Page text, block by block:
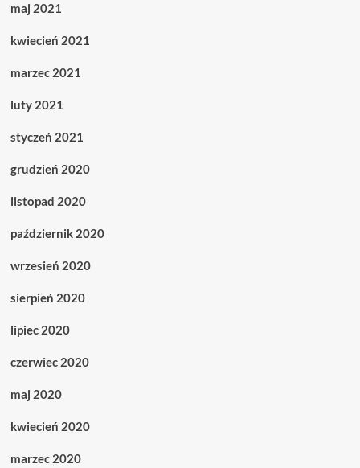
maj 2021
kwiecień 2021
marzec 2021
luty 2021
styczeń 2021
grudzień 2020
listopad 2020
październik 2020
wrzesień 2020
sierpień 2020
lipiec 2020
czerwiec 2020
maj 2020
kwiecień 2020
marzec 2020